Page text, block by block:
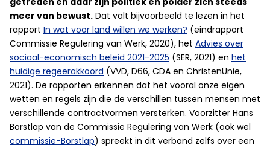
meer van bewust. Dat valt bijvoorbeeld te lezen in het
rapport In wat voor land willen we werken? (eindrapport
Commissie Regulering van Werk, 2020), het Advies over
sociaal-economisch beleid 2021-2025 (SER, 2021) en het
huidige regeerakkoord (VVD, D66, CDA en ChristenUnie,
2021). De rapporten erkennen dat het vooral onze eigen
wetten en regels zijn die de verschillen tussen mensen met
verschillende contractvormen versterken. Voorzitter Hans
Borstlap van de Commissie Regulering van Werk (ook wel
commissie-Borstlap) spreekt in dit verband zelfs over een